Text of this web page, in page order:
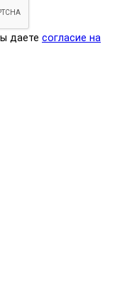
даете согласие на